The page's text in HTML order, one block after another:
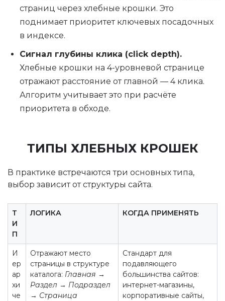
страниц через хлебные крошки. Это
поднимает приоритет ключевых посадочных
в индексе.
Сигнал глубины клика (click depth).
Хлебные крошки на 4-уровневой странице
отражают расстояние от главной — 4 клика.
Алгоритм учитывает это при расчёте
приоритета в обходе.
ТИПЫ ХЛЕБНЫХ КРОШЕК
В практике встречаются три основных типа,
выбор зависит от структуры сайта.
Т
И
П
ЛОГИКА КОГДА ПРИМЕНЯТЬ
И
ер
ар
хи
че
Отражают место
страницы в структуре
каталога: Главная →
Раздел → Подраздел
→ Страница
Стандарт для
подавляющего
большинства сайтов:
интернет-магазины,
корпоративные сайты,